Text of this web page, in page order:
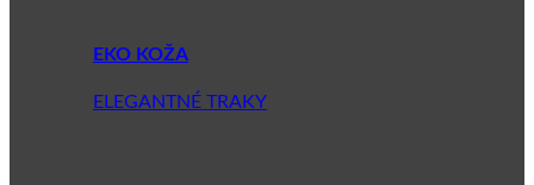
EKO KOŽA
ELEGANTNÉ TRAKY